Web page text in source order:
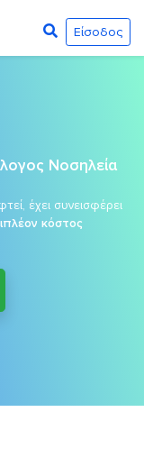
Είσοδος
Νοσηλεία
έχει συνεισφέρει
κόστος